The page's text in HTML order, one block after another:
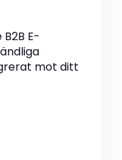
E-
mot ditt